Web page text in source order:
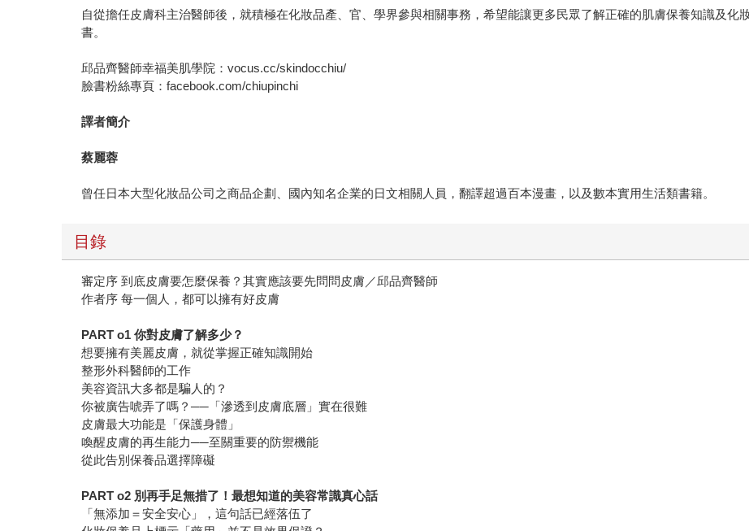
自從擔任皮膚科主治醫師後，就積極在化妝品產、官、學界參與相關事務，希望能讓更多民眾了解正確的肌膚保養知識及化
書。
邱品齊醫師幸福美肌學院：vocus.cc/skindocchiu/
臉書粉絲專頁：facebook.com/chiupinchi
譯者簡介
蔡麗蓉
曾任日本大型化妝品公司之商品企劃、國內知名企業的日文相關人員，翻譯超過百本漫畫，以及數本實用生活類書籍。
目錄
審定序 到底皮膚要怎麼保養？其實應該要先問問皮膚／邱品齊醫師
作者序 每一個人，都可以擁有好皮膚
PART o1 你對皮膚了解多少？
想要擁有美麗皮膚，就從掌握正確知識開始
整形外科醫師的工作
美容資訊大多都是騙人的？
你被廣告唬弄了嗎？──「滲透到皮膚底層」實在很難
皮膚最大功能是「保護身體」
喚醒皮膚的再生能力──至關重要的防禦機能
從此告別保養品選擇障礙
PART o2 別再手足無措了！最想知道的美容常識真心話
「無添加＝安全安心」，這句話已經落伍了